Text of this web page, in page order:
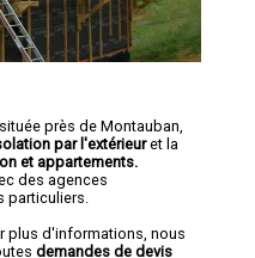
près de Montauban,
par l'extérieuret la
et appartements.
des agences
particuliers.
plus d'informations, nous
demandes de devis